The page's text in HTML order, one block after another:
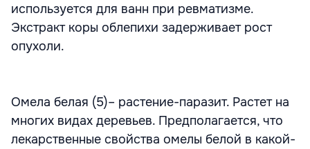
используется для ванн при ревматизме.
Экстракт коры облепихи задерживает рост
опухоли.
Омела белая (5)– растение-паразит. Растет на
многих видах деревьев. Предполагается, что
лекарственные свойства омелы белой в какой-